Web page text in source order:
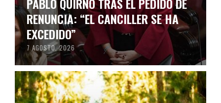
RENUNCIA: “EL CANCILLER SE HA
EXCEDIDO”
7 AGOSTO, 2026